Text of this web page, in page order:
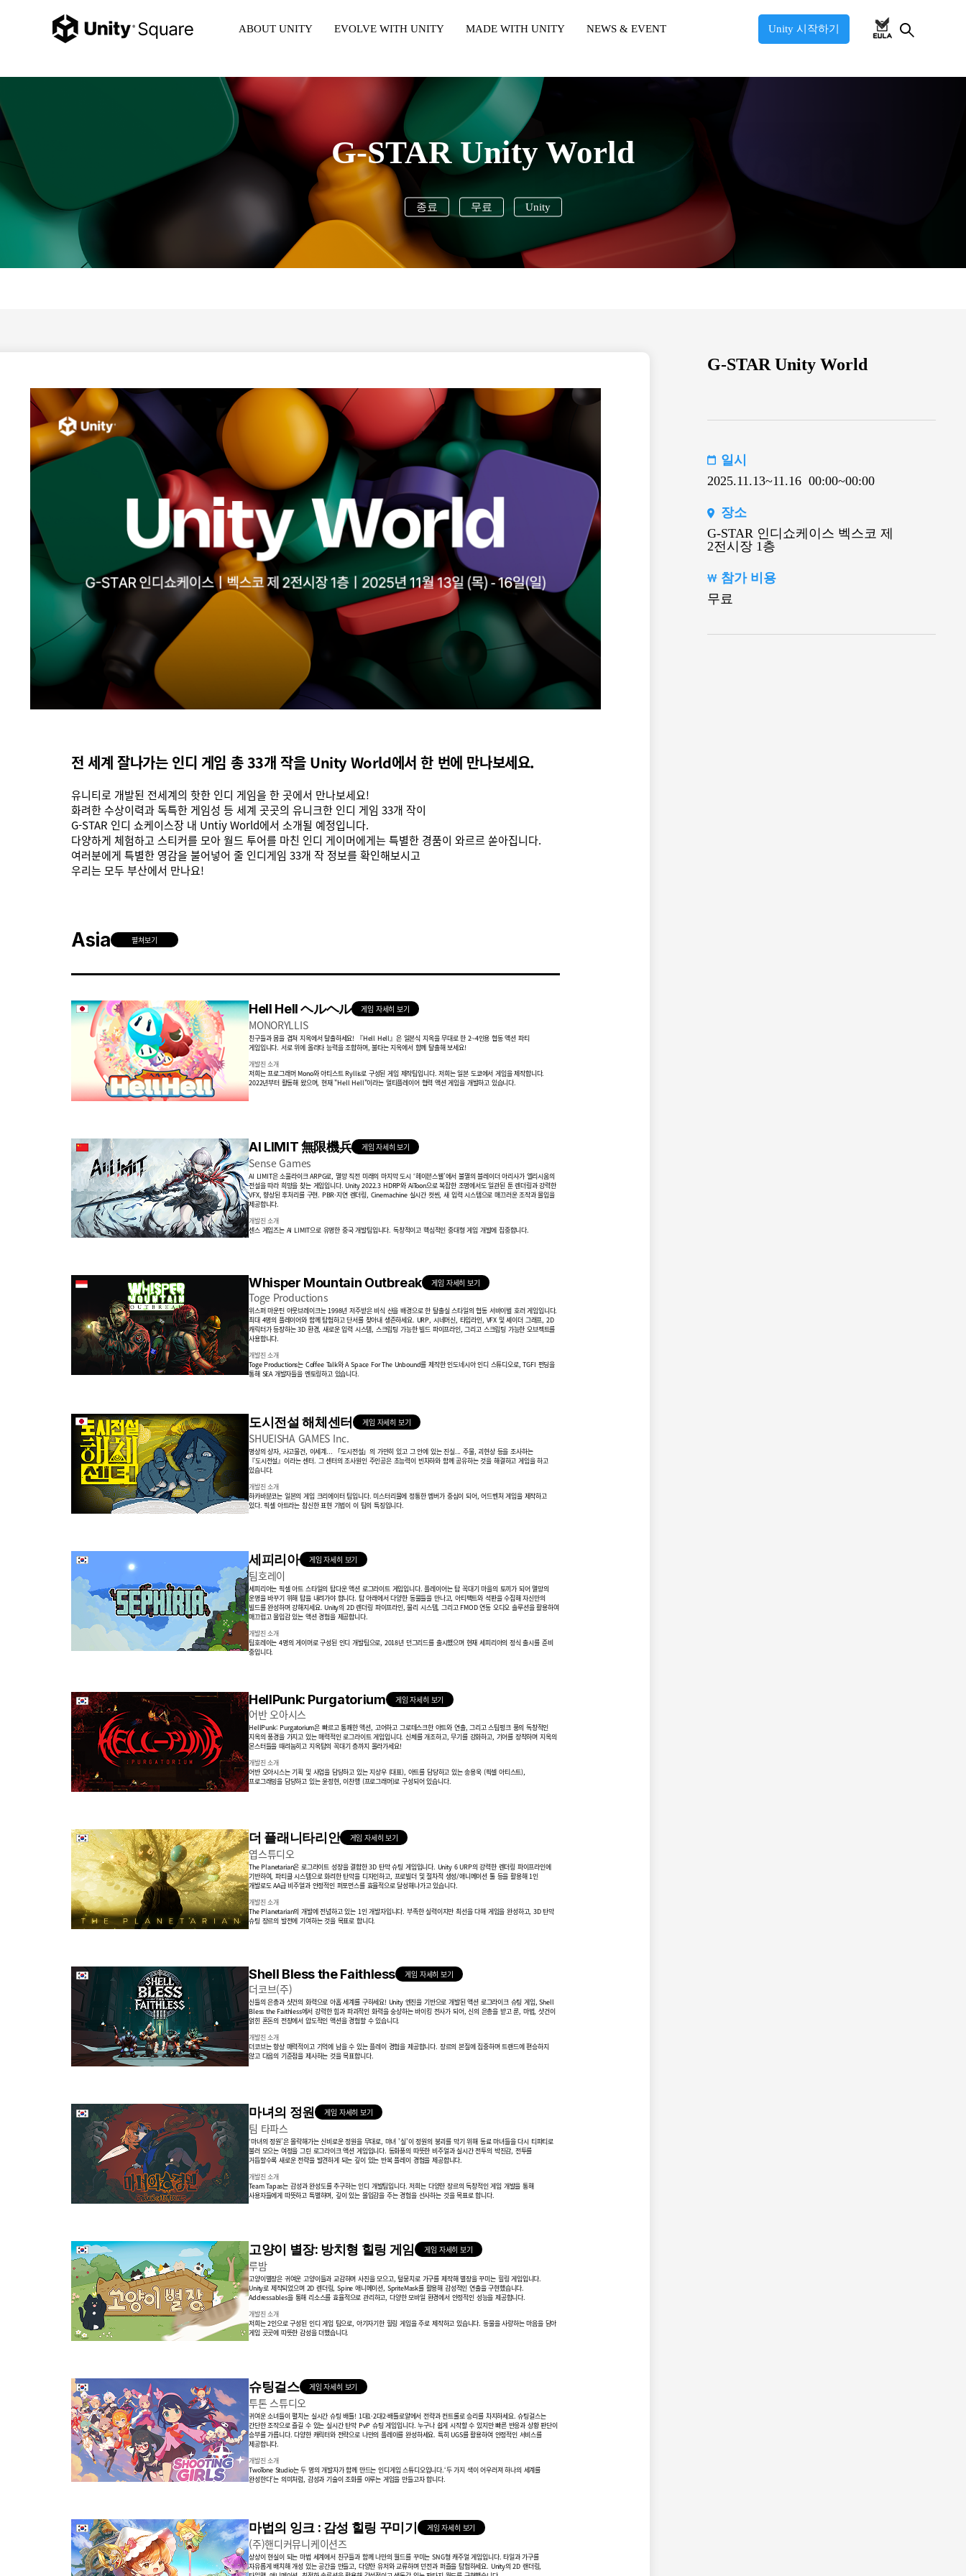
ABOUT UNITY
Product
EVOLVE WITH UNITY
Unity Resource
MADE WITH UNITY
Unity Award
NEWS & EVENT
- U Day Seoul: Industry 2025
Unity 시작하기
G-STAR Unity World
종료 무료 Unity
G-STAR Unity World
일시
2025.11.13~11.16 00:00~00:00
장소
G-STAR 인디쇼케이스 벡스코 제
2전시장 1층
참가 비용
무료
전 세계 잘나가는 인디 게임 총 33개 작을Unity World에서 한 번에 만나보세요.
유니티로 개발된 전세계의 핫한 인디 게임을 한 곳에서 만나보세요!
화려한 수상이력과 독특한 게임성 등 세계 곳곳의 유니크한 인디 게임 33개 작이
G-STAR 인디 쇼케이스장 내 Untiy World에서 소개될 예정입니다.
다양하게 체험하고 스티커를 모아 월드 투어를 마친 인디 게이머에게는 특별한 경품이 와르르 쏟아집니다.
여러분에게 특별한 영감을 불어넣어 줄 인디게임 33개 작 정보를 확인해보시고
우리는 모두 부산에서 만나요!
Asia 펼쳐보기
Hell Hell ヘルヘル 게임 자세히 보기
MONORYLLIS
친구들과 몸을 겹쳐 지옥에서 탈출하세요! 『Hell Hell』은 일본식 지옥을 무대로 한 2~4인용 협동 액션 파티
게임입니다. 서로 위에 올라타 능력을 조합하며, 불타는 지옥에서 함께 탈출해 보세요!
개발진 소개
저희는 프로그래머 Mono와 아티스트 Ryllis로 구성된 게임 제작팀입니다. 저희는 일본 도쿄에서 게임을제작합니다.
2022년부터 활동해 왔으며, 현재 "Hell Hell"이라는 멀티플레이어 협력 액션 게임을개발하고 있습니다.
AI LIMIT 無限機兵 게임 자세히 보기
Sense Games
AI LIMIT은 소울라이크 ARPG로, 멸망 직전 미래의 마지막 도시 ‘헤이븐스웰’에서 불멸의 블레이더 아리사가 엘리시움의
전설을 따라 희망을 찾는 게임입니다. Unity 2022.3 HDRP와 AiToon으로 복잡한 조명에서도일관된 툰 렌더링과 강력한
VFX, 향상된 후처리를 구현. PBR·지연 렌더링, Cinemachine 실시간 컷씬,새 입력 시스템으로 매끄러운 조작과 몰입을
제공합니다.
개발진 소개
센스 게임즈는 AI LIMIT으로 유명한 중국 개발팀입니다. 독창적이고 핵심적인 중대형 게임 개발에 집중합니다.
Whisper Mountain Outbreak 게임 자세히 보기
Toge Productions
위스퍼 마운틴 아웃브레이크는 1998년 저주받은 비식 산을 배경으로 한 탈출실 스타일의 협동 서바이벌 호러게임입니다.
최대 4명의 플레이어와 함께 탐험하고 단서를 찾아내 생존하세요. URP, 시네머신, 타임라인, VFX 및 셰이더 그래프, 2D
캐릭터가 등장하는 3D 환경, 새로운 입력 시스템, 스크립팅 가능한 빌드 파이프라인,그리고 스크립팅 가능한 오브젝트를
사용합니다.
개발진 소개
Toge Productions는 Coffee Talk와 A Space For The Unbound를 제작한 인도네시아인디 스튜디오로, TGFI 펀딩을
통해 SEA 개발자들을 멘토링하고 있습니다.
도시전설 해체센터 게임 자세히 보기
SHUEISHA GAMES Inc.
명상의 상자, 사고물건, 이세계... 「도시전설」의 가만히 있고 그 안에 있는 진실... 주물, 괴현상 등을 조사하는
『도시전설』이라는 센터. 그 센터의 조사원인 주인공은 초능력이 빈차하와 함께 공유하는 것을 해결하고 게임을 하고
있습니다.
개발진 소개
하카바분코는 일본의 게임 크리에이터 팀입니다. 미스터리물에 정통한 멤버가 중심이 되어, 어드벤처 게임을 제작하고
있다. 픽셀 아트라는 참신한 표현 기법이 이 팀의 특징입니다.
세피리아 게임 자세히 보기
팀호레이
세피리아는 픽셀 아트 스타일의 탑다운 액션 로그라이트 게임입니다. 플레이어는 탑 꼭대기 마을의 토끼가 되어멸망의
운명을 바꾸기 위해 탑을 내려가야 합니다. 탑 아래에서 다양한 동물들을 만나고, 아티팩트와 석판을수집해 자신만의
빌드를 완성하며 강해지세요.Unity의 2D 렌더링 파이프라인, 물리 시스템, 그리고 FMOD 연동 오디오 솔루션을 활용하여
매끄럽고 몰입감있는 액션 경험을 제공합니다.
개발진 소개
팀호레이는 4명의 게이머로 구성된 인디 개발팀으로, 2018년 던그리드를 출시했으며 현재 세피리아의 정식 출시를 준비
중입니다.
HellPunk: Purgatorium 게임 자세히 보기
어반 오아시스
HellPunk: Purgatorium은 빠르고 통쾌한 액션, 고어하고 그로테스크한 아트와 연출, 그리고 스팀펑크 풍의 독창적인
지옥의 풍경을 가지고 있는 매력적인 로그라이트 게임입니다. 신체를 개조하고, 무기를 강화하고, 기어를 장착하며 지옥의
몬스터들을 때려눕히고 지옥탑의 꼭대기 층까지 올라가세요!
개발진 소개
어반 오아시스는 기획 및 사업을 담당하고 있는 지상우 (대표), 아트를 담당하고 있는 송용욱 (픽셀 아티스트),
프로그래밍을 담당하고 있는 윤정현, 이찬행 (프로그래머)로 구성되어 있습니다.
더 플래니타리안 게임 자세히 보기
엽스튜디오
The Planetarian은 로그라이트 성장을 결합한 3D 탄막 슈팅 게임입니다. Unity 6 URP의 강력한 렌더링 파이프라인에
기반하여, 파티클 시스템으로 화려한 탄막을 디자인하고, 프로빌더 및 절차적 생성/애니메이션 툴 등을 활용해 1인
개발로도 AA급 비주얼과 안정적인 퍼포먼스를 효율적으로 달성해나가고 있습니다.
개발진 소개
The Planetarian의 개발에 전념하고 있는 1인 개발자입니다. 부족한 실력이지만 최선을 다해 게임을완성하고, 3D 탄막
슈팅 장르의 발전에 기여하는 것을 목표로 합니다.
Shell Bless the Faithless 게임 자세히 보기
더코브(주)
신들의 은총과 샷건의 화력으로 아홉 세계를 구하세요! Unity 엔진을 기반으로 개발된 액션 로그라이크슈팅 게임, Shell
Bless the Faithless에서 강력한 힘과 파괴적인 화력을 숭상하는 바이킹 전사가 되어,신의 은총을 받고 룬, 마법, 샷건이
얽힌 혼돈의 전장에서 압도적인 액션을 경험할 수 있습니다.
개발진 소개
더코브는 항상 매력적이고 기억에 남을 수 있는 플레이 경험을 제공합니다. 장르의 본질에 집중하며 트랜드에편승하지
않고 다음의 기준점을 제사하는 것을 목표합니다.
마녀의 정원 게임 자세히 보기
팀 타파스
‘마녀의 정원’은 몰락해가는 신비로운 정원을 무대로, 마녀 '실'이 정원의 붕괴를 막기 위해 동료 마녀들을 다시 티파티로
불러 모으는 여정을 그린 로그라이크 액션 게임입니다. 동화풍의 따뜻한 비주얼과 실시간 전투의 박진감, 전투를
거듭할수록 새로운 전략을 발견하게 되는 깊이 있는 반복 플레이 경험을 제공합니다.
개발진 소개
Team Tapas는 감성과 완성도를 추구하는 인디 개발팀입니다. 저희는 다양한 장르의 독창적인 게임 개발을 통해
사용자들에게 따뜻하고 특별하며, 깊이 있는 몰입감을 주는 경험을 선사하는 것을 목표로 합니다.
고양이 별장: 방치형 힐링 게임 게임 자세히 보기
루밤
고양이별장은 귀여운 고양이들과 교감하며 사진을 모으고, 털뭉치로 가구를 제작해 별장을 꾸미는 힐링 게임입니다.
Unity로 제작되었으며 2D 렌더링, Spine 애니메이션, SpriteMask를 활용해 감성적인 연출을 구현했습니다.
Addressables을 통해 리소스를 효율적으로 관리하고, 다양한 모바일 환경에서 안정적인 성능을 제공합니다.
개발진 소개
저희는 2인으로 구성된 인디 게임 팀으로, 아기자기한 힐링 게임을 주로 제작하고 있습니다. 동물을 사랑하는마음을 담아
게임 곳곳에 따뜻한 감성을 더했습니다.
슈팅걸스 게임 자세히 보기
투톤 스튜디오
귀여운 소녀들이 펼치는 실시간 슈팅 배틀! 1대1·2대2·배틀로얄에서 전략과 컨트롤로 승리를 차지하세요. 슈팅걸스는
간단한 조작으로 즐길 수 있는 실시간 탄막 PvP 슈팅 게임입니다. 누구나 쉽게 시작할 수 있지만 빠른 반응과 상황 판단이
승부를 가릅니다. 다양한 캐릭터와 전략으로 나만의 플레이를 완성하세요. 특히 UGS를 활용하여 안정적인 서비스를
제공합니다.
개발진 소개
TwoTone Studio는 두 명의 개발자가 함께 만드는 인디게임 스튜디오입니다.‘두 가지 색이 어우러져 하나의 세계를
완성한다’는 의미처럼, 감성과 기술이 조화를 이루는 게임을 만들고자 합니다.
마법의 잉크 : 감성 힐링 꾸미기 게임 자세히 보기
(주)핸디커뮤니케이션즈
상상이 현실이 되는 마법 세계에서 친구들과 함께 나만의 월드를 꾸미는 SNG형 캐주얼 게임입니다. 타일과 가구를
자유롭게 배치해 개성 있는 공간을 만들고, 다양한 유저와 교류하며 던전과 퍼즐을 탐험하세요. Unity의 2D 랜더링,